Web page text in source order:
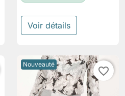
Voir détails
Nouveauté
favorite_border